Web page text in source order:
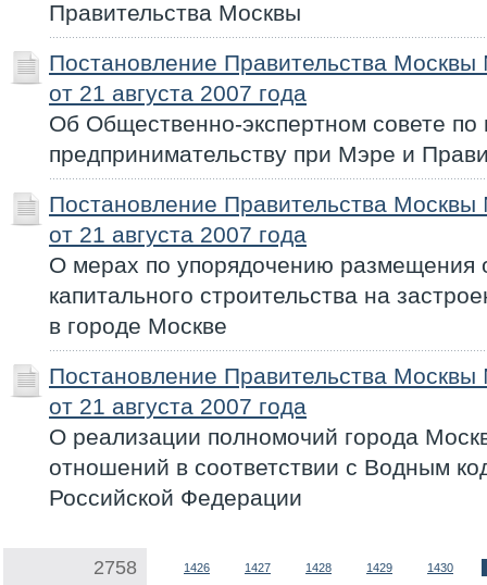
Правительства Москвы
Постановление Правительства
от 21 августа 2007 года
Об Общественно-экспертном совете
предпринимательству при Мэре и
Постановление Правительства
от 21 августа 2007 года
О мерах по упорядочению размещения
капитального строительства на
в городе Москве
Постановление Правительства
от 21 августа 2007 года
О реализации полномочий города
отношений в соответствии с Водным
Российской Федерации
2758 1426 1427 1428 1429 1430